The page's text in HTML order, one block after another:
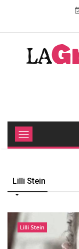
Lilli Stein
Lilli Stein